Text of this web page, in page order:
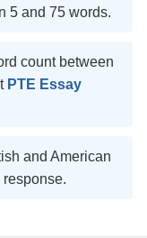
5 and 75 words.
count between
PTE Essay
and American